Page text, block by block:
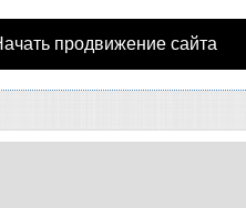
продвижение сайта